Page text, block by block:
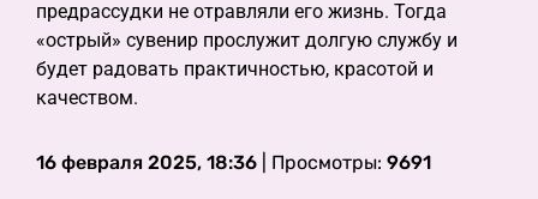
предрассудки не отравляли его жизнь. Тогда
«острый» сувенир прослужит долгую службу и
будет радовать практичностью, красотой и
качеством.
16 февраля 2025, 18:36 | Просмотры: 9691